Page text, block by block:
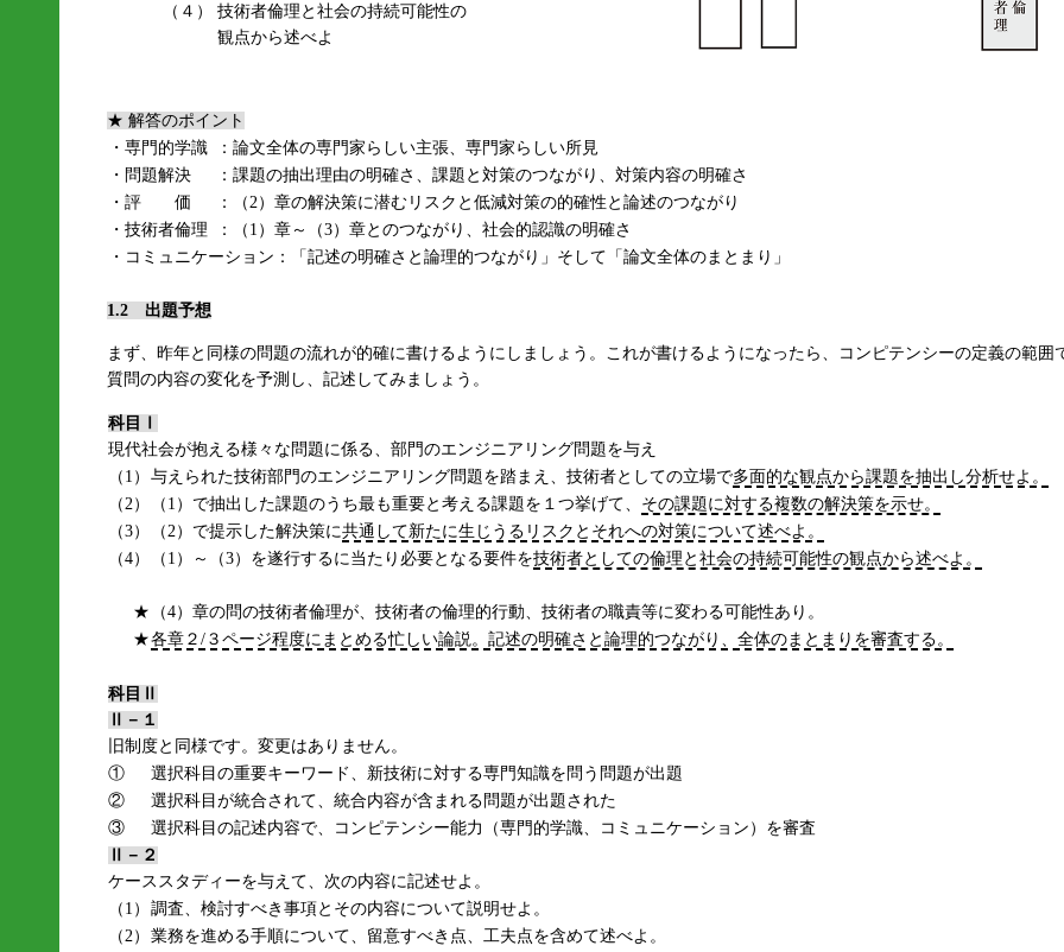
（４）
技術者倫理と社会の持続可能性の
観点から述べよ
★ 解答のポイント
・専門的学識
：論文全体の専門家らしい主張、専門家らしい所見
・問題解決
：課題の抽出理由の明確さ、課題と対策のつながり、対策内容の明確さ
・評 価
：（2）章の解決策に潜むリスクと低減対策の的確性と論述のつながり
・技術者倫理
：（1）章～（3）章とのつながり、社会的認識の明確さ
・コミュニケーション：「記述の明確さと論理的つながり」そして「論文全体のまとまり」
1.2 出題予想
まず、昨年と同様の問題の流れが的確に書けるようにしましょう。これが書けるようになったら、コンピテンシーの定義の範囲
質問の内容の変化を予測し、記述してみましょう。
科目Ⅰ
現代社会が抱える様々な問題に係る、部門のエンジニアリング問題を与え
（1） 与えられた技術部門のエンジニアリング問題を踏まえ、技術者としての立場で多面的な観点から課題を抽出し分析せよ。
（2）
（1）で抽出した課題のうち最も重要と考える課題を１つ挙げて、 その課題に対する複数の解決策を示せ。
（3）
（2）で提示した解決策に共通して新たに生じうるリスクとそれへの対策について述べよ。
（4）
（1）～（3）を遂行するに当たり必要となる要件を技術者としての倫理と社会の持続可能性の観点から述べよ。
★
（4）章の問の技術者倫理が、技術者の倫理的行動、技術者の職責等に変わる可能性あり。
★各章２/３ページ程度にまとめる忙しい論説。記述の明確さと論理的つながり、全体のまとまりを審査する。
科目Ⅱ
Ⅱ－１
旧制度と同様です。変更はありません。
①
選択科目の重要キーワード、新技術に対する専門知識を問う問題が出題
②
選択科目が統合されて、統合内容が含まれる問題が出題された
③
選択科目の記述内容で、コンピテンシー能力（専門的学識、コミュニケーション）を審査
Ⅱ－２
ケーススタディーを与えて、次の内容に記述せよ。
（1） 調査、検討すべき事項とその内容について説明せよ。
（2） 業務を進める手順について、留意すべき点、工夫点を含めて述べよ。